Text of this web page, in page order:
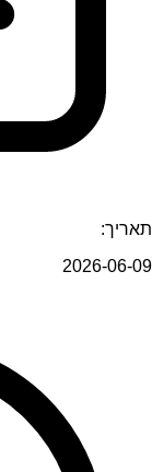
תאריך:
2026-06-09